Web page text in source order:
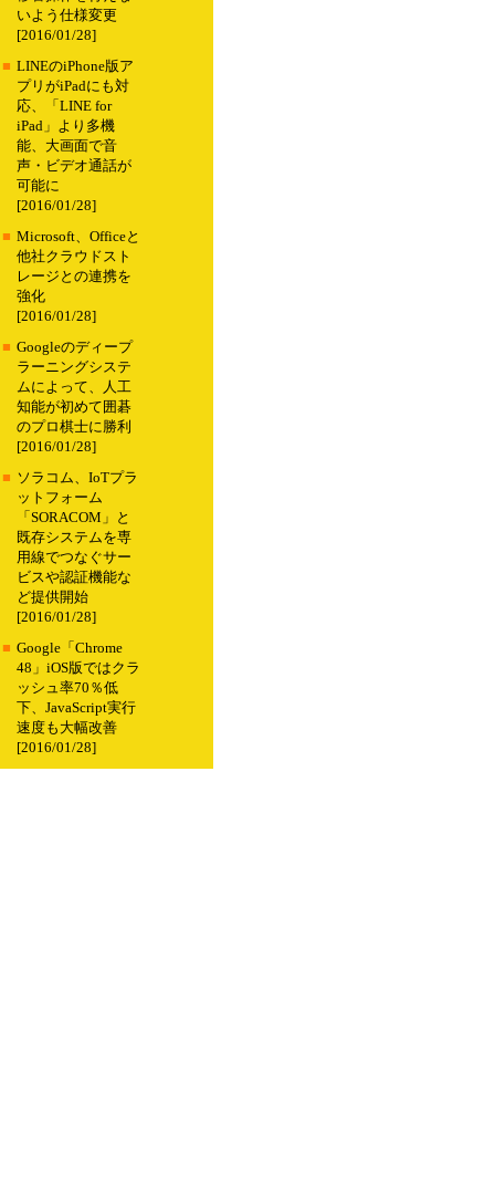
いよう仕様変更
[2016/01/28]
■ LINEのiPhone版ア
プリがiPadにも対
応、「LINE for
iPad」より多機
能、大画面で音
声・ビデオ通話が
可能に
[2016/01/28]
■ Microsoft、Officeと
他社クラウドスト
レージとの連携を
強化
[2016/01/28]
■ Googleのディープ
ラーニングシステ
ムによって、人工
知能が初めて囲碁
のプロ棋士に勝利
[2016/01/28]
■ ソラコム、IoTプラ
ットフォーム
「SORACOM」と
既存システムを専
用線でつなぐサー
ビスや認証機能な
ど提供開始
[2016/01/28]
■ Google「Chrome
48」iOS版ではクラ
ッシュ率70％低
下、JavaScript実行
速度も大幅改善
[2016/01/28]